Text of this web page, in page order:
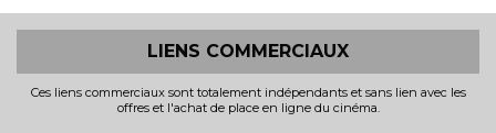
LIENS COMMERCIAUX
Ces liens commerciaux sont totalement indépendants et sans lien avec les
offres et l'achat de place en ligne du cinéma.